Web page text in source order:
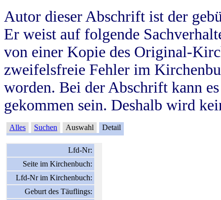
Autor dieser Abschrift ist der
Er weist auf folgende
von einer Kopie des Original-
zweifelsfreie Fehler im
worden. Bei der Abschrift kann
gekommen sein. Deshalb wird
Alles Suchen Auswahl Detail
Lfd-Nr:
Seite im Kirchenbuch:
Lfd-Nr im Kirchenbuch:
Geburt des Täuflings: